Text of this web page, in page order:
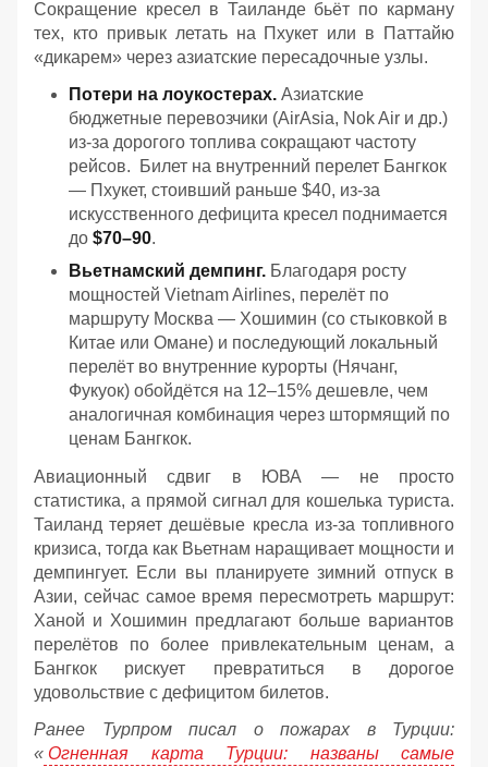
Сокращение кресел в Таиланде бьёт по карману
тех, кто привык летать на Пхукет или в Паттайю
«дикарем» через азиатские пересадочные узлы.
Потери на лоукостерах. Азиатские
бюджетные перевозчики (AirAsia, Nok Air и др.)
из-за дорогого топлива сокращают частоту
рейсов. Билет на внутренний перелет Бангкок
— Пхукет, стоивший раньше $40, из-за
искусственного дефицита кресел поднимается
до $70–90.
Вьетнамский демпинг. Благодаря росту
мощностей Vietnam Airlines, перелёт по
маршруту Москва — Хошимин (со стыковкой в
Китае или Омане) и последующий локальный
перелёт во внутренние курорты (Нячанг,
Фукуок) обойдётся на 12–15% дешевле, чем
аналогичная комбинация через штормящий по
ценам Бангкок.
Авиационный сдвиг в ЮВА — не просто
статистика, а прямой сигнал для кошелька туриста.
Таиланд теряет дешёвые кресла из-за топливного
кризиса, тогда как Вьетнам наращивает мощности и
демпингует. Если вы планируете зимний отпуск в
Азии, сейчас самое время пересмотреть маршрут:
Ханой и Хошимин предлагают больше вариантов
перелётов по более привлекательным ценам, а
Бангкок рискует превратиться в дорогое
удовольствие с дефицитом билетов.
Ранее Турпром писал о пожарах в Турции:
« Огненная карта Турции: названы самые